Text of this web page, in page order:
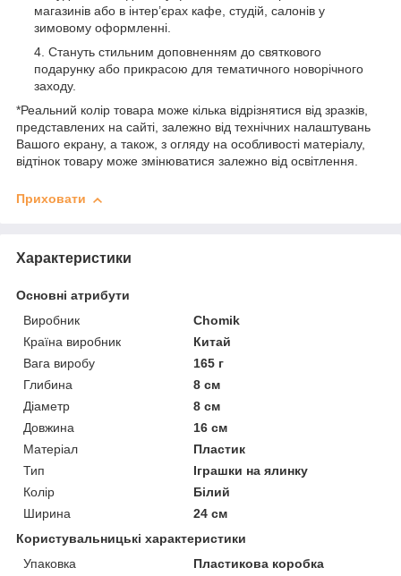
магазинів або в інтер’єрах кафе, студій, салонів у
зимовому оформленні.
Стануть стильним доповненням до святкового
подарунку або прикрасою для тематичного новорічного
заходу.
*Реальний колір товара може кілька відрізнятися від зразків,
представлених на сайті, залежно від технічних налаштувань
Вашого екрану, а також, з огляду на особливості матеріалу,
відтінок товару може змінюватися залежно від освітлення.
Приховати
Характеристики
Основні атрибути
Виробник
Chomik
Країна виробник
Китай
Вага виробу
165 г
Глибина
8 см
Діаметр
8 см
Довжина
16 см
Матеріал
Пластик
Тип
Іграшки на ялинку
Колір
Білий
Ширина
24 см
Користувальницькі характеристики
Упаковка
Пластикова коробка